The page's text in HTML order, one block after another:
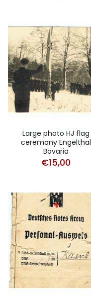
Large photo HJ flag
ceremony Engelthal
Bavaria
€15,00